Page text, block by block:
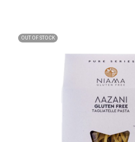
OUT OF STOCK